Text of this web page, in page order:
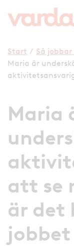
Start / Så jobbar
Maria är
Maria
att se
är det
jobbet